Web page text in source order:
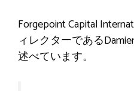
Forgepoint Capital
ィレクターである
述べています。